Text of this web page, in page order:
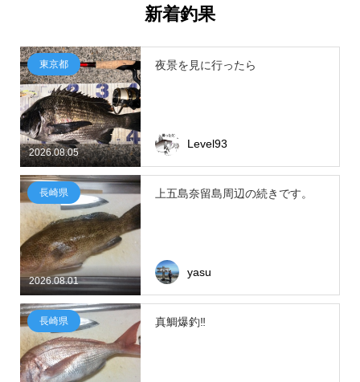
新着釣果
2026.08.05
東京都 夜景を見に行ったら
Level93
2026.08.01
長崎県 上五島奈留島周辺の続きです。
yasu
長崎県 真鯛爆釣‼